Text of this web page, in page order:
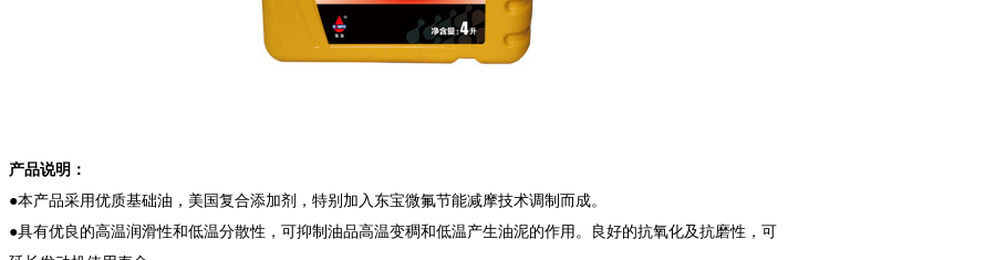
产品说明：
●本产品采用优质基础油，美国复合添加剂，特别加入东宝微氟节能减摩技术调制而成。
●具有优良的高温润滑性和低温分散性，可抑制油品高温变稠和低温产生油泥的作用。良好的抗氧化及抗磨性，可